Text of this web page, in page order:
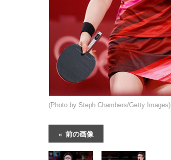
(Photo by Steph Chambers/Getty Images)
前の画像